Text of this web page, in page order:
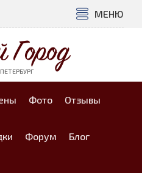
МЕНЮ
Город
Фото Отзывы
Форум Блог